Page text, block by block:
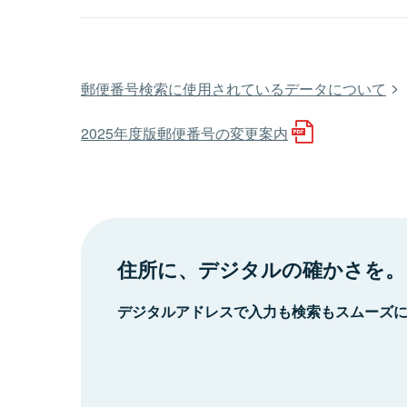
郵便番号検索に使用されているデータについて
2025年度版郵便番号の変更案内
住所に、デジタルの確かさを。
デジタルアドレスで入力も検索もスムーズ